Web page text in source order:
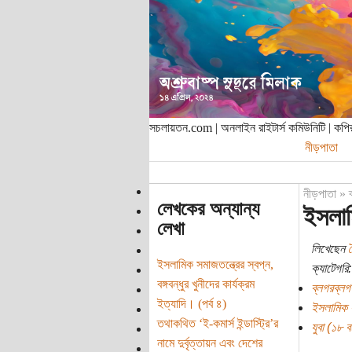
সচলায়তন.com | অনলাইন রাইটার্স কমিউনিটি |
নীড়পাতা
লেখকের অন্যান্য
লেখা
ইসলামিক সমাজতন্ত্রের স্বপ্ন,
বঙ্গবন্ধুর খুনীদের কার্যক্রম
ইত্যাদি। (পর্ব ৪)
তথাকথিত ‘ই-কমার্স ইন্ডাস্ট্রি’র
নামে দুর্বৃত্তায়ন এবং দেশের
নীড়পাতা»
লিখেছেন
ক্যাটেগরি:
ইসলামিক
যুবা (১৮